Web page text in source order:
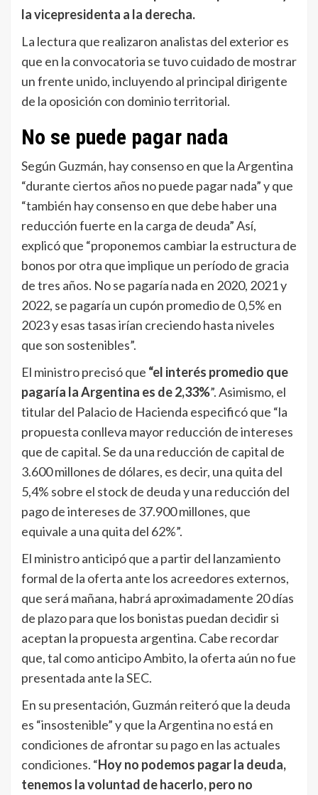
la vicepresidenta a la derecha.
La lectura que realizaron analistas del exterior es
que en la convocatoria se tuvo cuidado de mostrar
un frente unido, incluyendo al principal dirigente
de la oposición con dominio territorial.
No se puede pagar nada
Según Guzmán, hay consenso en que la Argentina
“durante ciertos años no puede pagar nada” y que
“también hay consenso en que debe haber una
reducción fuerte en la carga de deuda” Así,
explicó que “proponemos cambiar la estructura de
bonos por otra que implique un período de gracia
de tres años. No se pagaría nada en 2020, 2021 y
2022, se pagaría un cupón promedio de 0,5% en
2023 y esas tasas irían creciendo hasta niveles
que son sostenibles”.
El ministro precisó que “el interés promedio que
pagaría la Argentina es de 2,33%”. Asimismo, el
titular del Palacio de Hacienda especificó que “la
propuesta conlleva mayor reducción de intereses
que de capital. Se da una reducción de capital de
3.600 millones de dólares, es decir, una quita del
5,4% sobre el stock de deuda y una reducción del
pago de intereses de 37.900 millones, que
equivale a una quita del 62%”.
El ministro anticipó que a partir del lanzamiento
formal de la oferta ante los acreedores externos,
que será mañana, habrá aproximadamente 20 días
de plazo para que los bonistas puedan decidir si
aceptan la propuesta argentina. Cabe recordar
que, tal como anticipo Ambito, la oferta aún no fue
presentada ante la SEC.
En su presentación, Guzmán reiteró que la deuda
es “insostenible” y que la Argentina no está en
condiciones de afrontar su pago en las actuales
condiciones. “Hoy no podemos pagar la deuda,
tenemos la voluntad de hacerlo, pero no